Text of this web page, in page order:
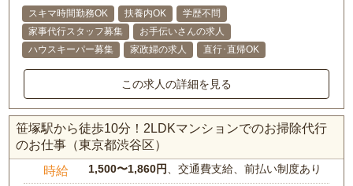
スキマ時間勤務OK 扶養内OK
学歴不問
家事代行スタッフ募集
お手伝いさんの求人
ハウスキーパー募集
家政婦の求人 直行･直帰OK
この求人の詳細を見る
笹塚駅から徒歩10分！2LDKマンションでのお掃除代行
のお仕事（東京都渋谷区）
時給 1,500〜1,860円、交通費支給、前払い制度あり